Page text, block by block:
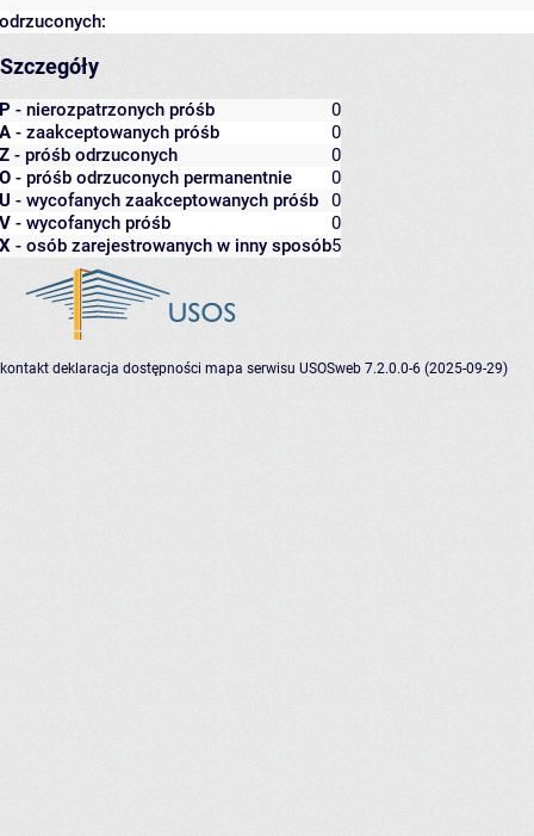
odrzuconych:
Szczegóły
P - nierozpatrzonych próśb
0
A - zaakceptowanych próśb
0
Z - próśb odrzuconych
0
O - próśb odrzuconych permanentnie
0
U - wycofanych zaakceptowanych próśb
0
V - wycofanych próśb
0
X - osób zarejestrowanych w inny sposób5
kontakt deklaracja dostępności mapa serwisu USOSweb 7.2.0.0-6 (2025-09-29)